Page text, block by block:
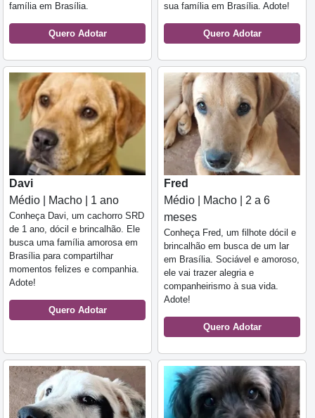
família em Brasília.
Quero Adotar
sua família em Brasília. Adote!
Quero Adotar
Davi
Médio | Macho | 1 ano
Conheça Davi, um cachorro SRD
de 1 ano, dócil e brincalhão. Ele
busca uma família amorosa em
Brasília para compartilhar
momentos felizes e companhia.
Adote!
Quero Adotar
Fred
Médio | Macho | 2 a 6
meses
Conheça Fred, um filhote dócil e
brincalhão em busca de um lar
em Brasília. Sociável e amoroso,
ele vai trazer alegria e
companheirismo à sua vida.
Adote!
Quero Adotar